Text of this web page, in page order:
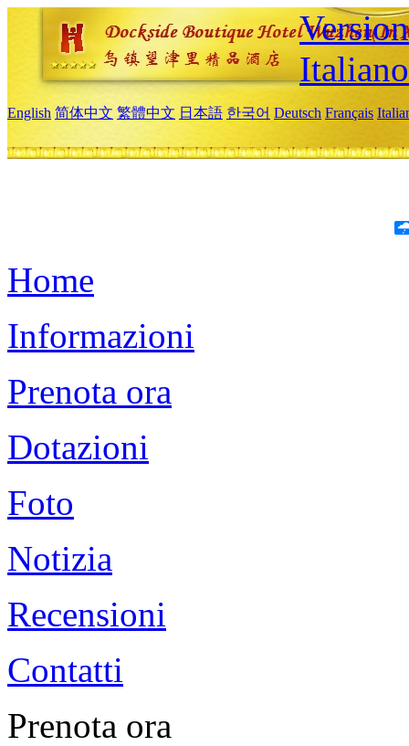
Italiano
English 简体中文 繁體中文 日本語 한국어 Deutsch Français
Home
Informazioni
Prenota ora
Dotazioni
Foto
Notizia
Recensioni
Contatti
Prenota ora